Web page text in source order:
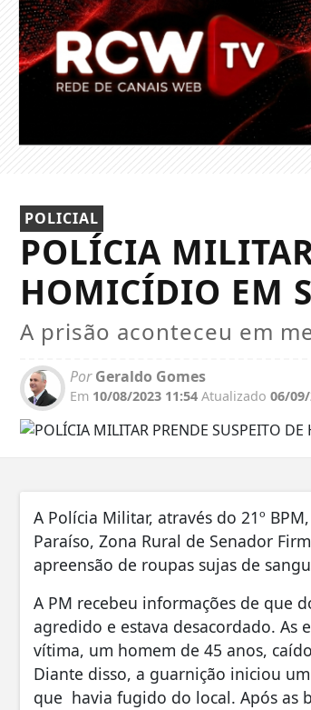
POLICIAL
POLÍCIA
HOMICÍDIO EM
A prisão aconteceu em
PorGeraldo Gomes
Em 10/08/2023 11:54 Atualizado 06/
A Polícia Militar, através do 21º
Paraíso, Zona Rural de Senador
apreensão de roupas sujas de
A PM recebeu informações de que
agredido e estava desacordado. As
vítima, um homem de 45 anos,
Diante disso, a guarnição iniciou
que havia fugido do local. Após as